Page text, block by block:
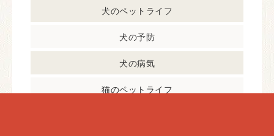
犬のペットライフ
犬の予防
犬の病気
猫のペットライフ